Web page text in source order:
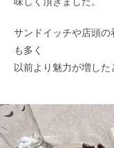
サンドイッチや店頭
も多く
以前より魅力が増した